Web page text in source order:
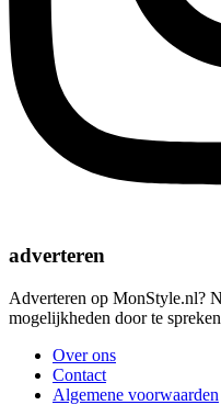
adverteren
Adverteren op MonStyle.nl?
mogelijkheden door te
Over ons
Contact
Algemene voorwaarden